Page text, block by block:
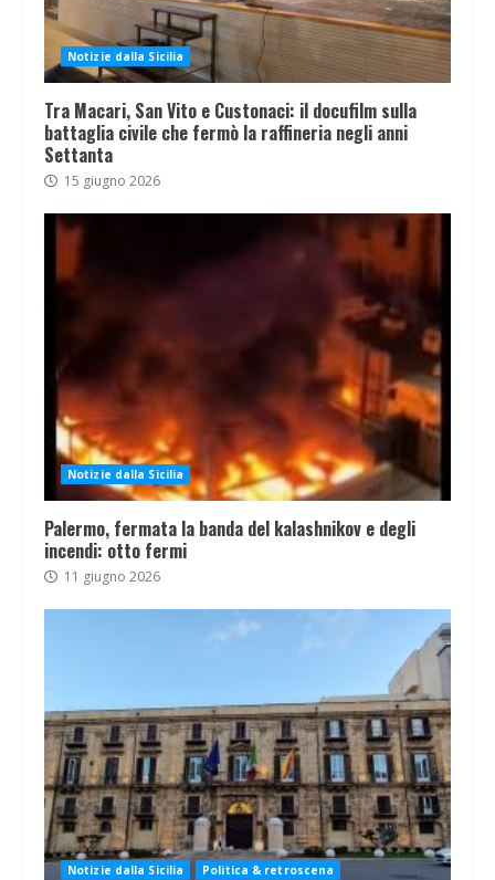
Notizie dalla Sicilia
Tra Macari, San Vito e Custonaci: il docufilm sulla
battaglia civile che fermò la raffineria negli anni
Settanta
15 giugno 2026
Notizie dalla Sicilia
Palermo, fermata la banda del kalashnikov e degli
incendi: otto fermi
11 giugno 2026
Notizie dalla Sicilia Politica & retroscena